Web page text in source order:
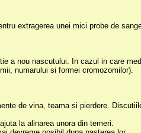
extragerea unei mici probe de
a nou nascutului. In cazul in care
numarului si formei cromozomilor).
de vina, teama si pierdere.
la alinarea unora din temeri.